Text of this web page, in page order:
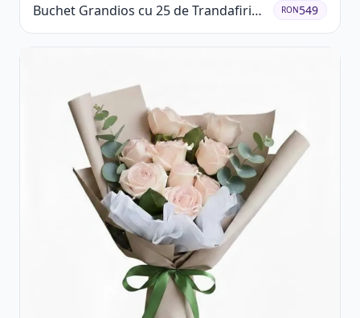
Buchet Grandios cu 25 de Trandafiri
Roșii
RON549